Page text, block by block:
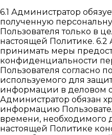
6.1 Администратор
полученную
Пользователя только в
настоящей Политике. 6.2
принимать меры
конфиденциальности
Пользователя согласно
используемого для
информации в деловом
Администратор обязан
информацию
времени, необходимого
настоящей Политике